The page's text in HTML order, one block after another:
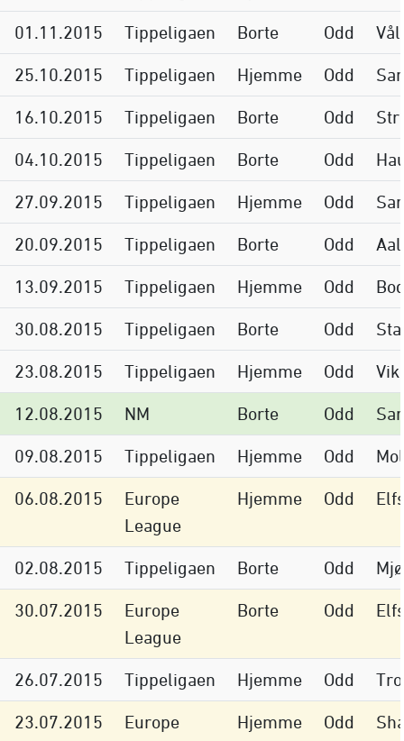
01.11.2015 Tippeligaen Borte Odd
25.10.2015 Tippeligaen Hjemme Odd
16.10.2015 Tippeligaen Borte Odd
04.10.2015 Tippeligaen Borte Odd
27.09.2015 Tippeligaen Hjemme Odd
20.09.2015 Tippeligaen Borte Odd
13.09.2015 Tippeligaen Hjemme Odd
30.08.2015 Tippeligaen Borte Odd
23.08.2015 Tippeligaen Hjemme Odd
12.08.2015 NM Borte Odd
09.08.2015 Tippeligaen Hjemme Odd
06.08.2015
Europe
League
Hjemme Odd
02.08.2015 Tippeligaen Borte Odd
30.07.2015
Europe
League
Borte Odd
26.07.2015 Tippeligaen Hjemme Odd
23.07.2015
Europe
Hjemme Odd